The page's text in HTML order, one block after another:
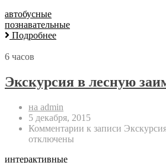
автобусные
познавательные
Подробнее
6 часов
Экскурсия в лесную
на admin
5 декабря, 2015
Комментарии к записи
отключены
интерактивные